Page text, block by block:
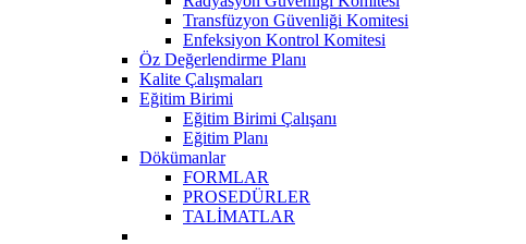
Transfüzyon Güvenliği Komitesi
Enfeksiyon Kontrol Komitesi
Öz Değerlendirme Planı
Kalite Çalışmaları
Eğitim Birimi
Eğitim Birimi Çalışanı
Eğitim Planı
Dökümanlar
FORMLAR
PROSEDÜRLER
TALİMATLAR